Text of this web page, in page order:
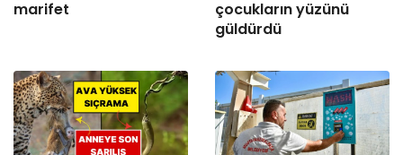
marifet
çocukların yüzünü
güldürdü